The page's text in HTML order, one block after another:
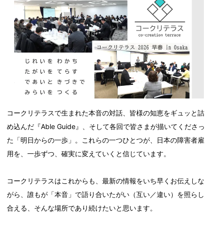
コークリテラスで生まれた本音の対話、皆様の知恵をギュッと詰
め込んだ『Able Guide』、そして各回で皆さまが描いてくださっ
た「明日からの一歩」。これらの一つひとつが、日本の障害者雇
用を、一歩ずつ、確実に変えていくと信じています。
コークリテラスはこれからも、最新の情報をいち早くお伝えしな
がら、誰もが「本音」で語り合いたがい（互い／違い）を照らし
合える、そんな場所であり続けたいと思います。